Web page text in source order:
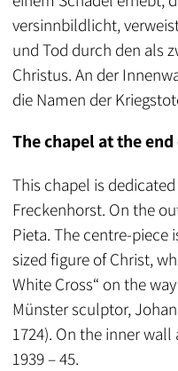
versinnbildlicht,
und Tod durch den als
Christus. An der
die Namen der
The chapel at the
This chapel is
Freckenhorst. On the
Pieta. The centre-piece
sized figure of Christ,
White Cross“ on the
Münster sculptor,
1724). On the inner
1939 – 45.